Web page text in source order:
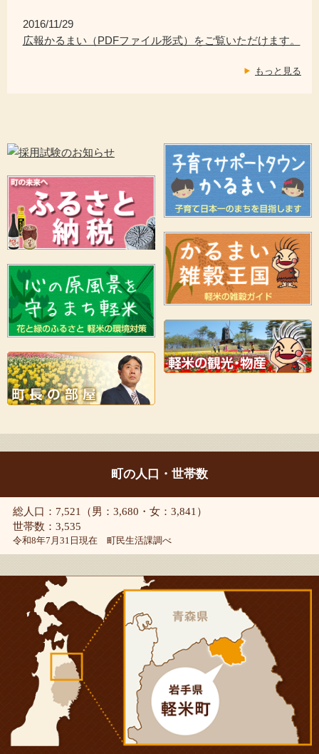
2016/11/29
広報かるまい（PDFファイル形式）をご覧いただけます。
もっと見る
町の人口・世帯数
総人口：7,521（男：3,680・女：3,841）
世帯数：3,535
令和8年7月31日現在 町民生活課調べ